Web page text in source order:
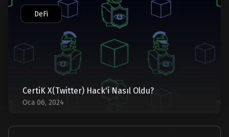
CertiK X(Twitter) Hack'i Nasıl Oldu?
Oca 06, 2024
DeFi